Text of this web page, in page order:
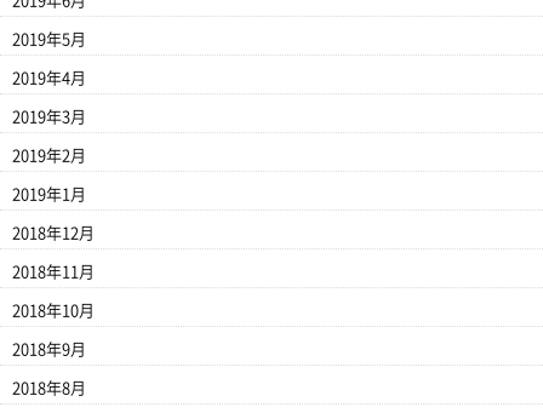
2019年5月
2019年4月
2019年3月
2019年2月
2019年1月
2018年12月
2018年11月
2018年10月
2018年9月
2018年8月